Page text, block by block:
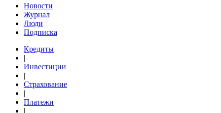
Новости
Журнал
Люди
Подписка
Кредиты
|
Инвестиции
|
Страхование
|
Платежи
|